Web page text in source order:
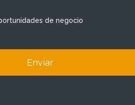
de negocio
Enviar